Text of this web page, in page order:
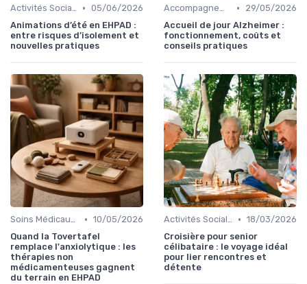
Activités Sociales et Loisirs • 05/06/2026
Animations d’été en EHPAD :
entre risques d’isolement et
nouvelles pratiques
Accompagnement Personnalisé •
29/05/2026
Accueil de jour Alzheimer :
fonctionnement, coûts et
conseils pratiques
Soins Médicaux et Paramédicaux • 10/05/2026
Quand la Tovertafel
remplace l'anxiolytique : les
thérapies non
médicamenteuses gagnent
du terrain en EHPAD
Activités Sociales et Loisirs • 18/03/2026
Croisière pour senior
célibataire : le voyage idéal
pour lier rencontres et
détente